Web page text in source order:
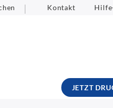
Kontakt
JETZT